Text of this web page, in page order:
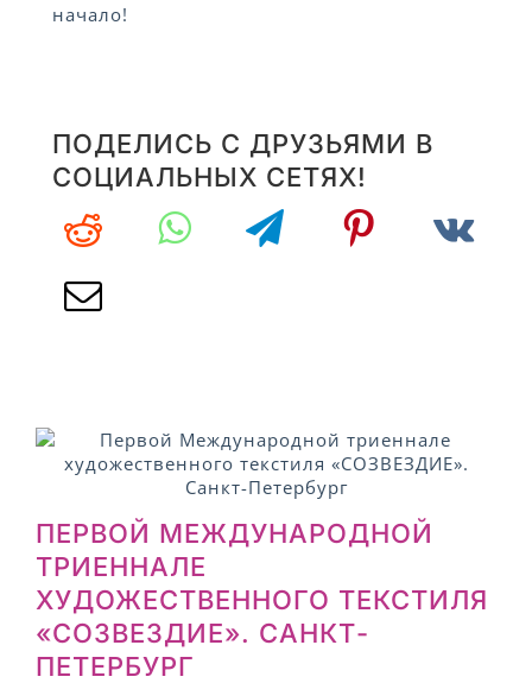
начало!
ПОДЕЛИСЬ С ДРУЗЬЯМИ В
СОЦИАЛЬНЫХ СЕТЯХ!
ПЕРВОЙ МЕЖДУНАРОДНОЙ
ТРИЕННАЛЕ
ХУДОЖЕСТВЕННОГО ТЕКСТИЛЯ
«СОЗВЕЗДИЕ». САНКТ-
ПЕТЕРБУРГ